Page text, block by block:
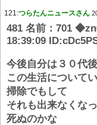
121:つらたんニュースさん
481 名前：701
18:39:09
今後自分は３０代
この生活について
掃除でもして
それも出来なくな
死ぬのかな